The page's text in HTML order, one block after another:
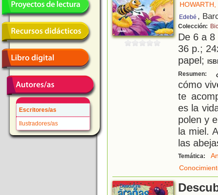
Escritores/as
Ilustradores/as
Edebé ,
Colección:
De 6 a
36 p.;
papel;
Resumen:
cómo
te
es la
polen y
la miel.
las
Temática: